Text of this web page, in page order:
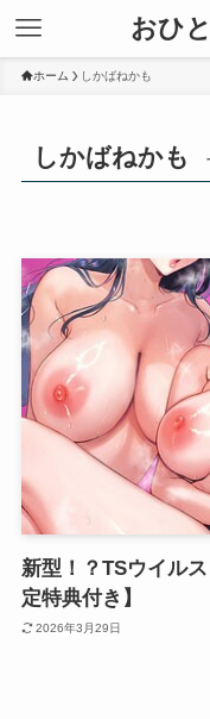
おひ
ホーム しかばねかも
しかばねかも
新型！？TSウイル
定特典付き】
2026年3月29日